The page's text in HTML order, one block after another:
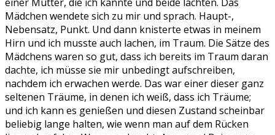
Mädchen wendete sich zu mir und sprach. Haupt-,
Nebensatz, Punkt. Und dann knisterte etwas in meinem
Hirn und ich musste auch lachen, im Traum. Die Sätze des
Mädchens waren so gut, dass ich bereits im Traum daran
dachte, ich müsse sie mir unbedingt aufschreiben,
nachdem ich erwachen werde. Das war einer dieser ganz
seltenen Träume, in denen ich weiß, dass ich Träume;
und ich kann es genießen und diesen Zustand scheinbar
beliebig lange halten, wie wenn man auf dem Rücken